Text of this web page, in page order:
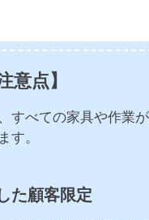
意点】
すべての家具や作業
す。
た顧客限定